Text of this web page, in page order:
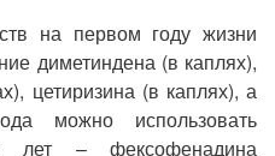
на первом году жизни
диметиндена (в каплях),
цетиризина (в каплях), а
можно использовать
– фексофенадина